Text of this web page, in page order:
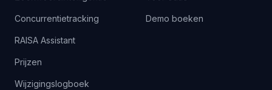
Concurrentietracking
RAISA Assistant
Prijzen
Wijzigingslogboek
Demo boeken